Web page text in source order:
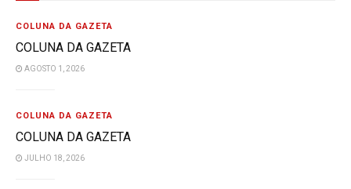
COLUNA DA GAZETA
COLUNA DA GAZETA
AGOSTO 1, 2026
COLUNA DA GAZETA
COLUNA DA GAZETA
JULHO 18, 2026